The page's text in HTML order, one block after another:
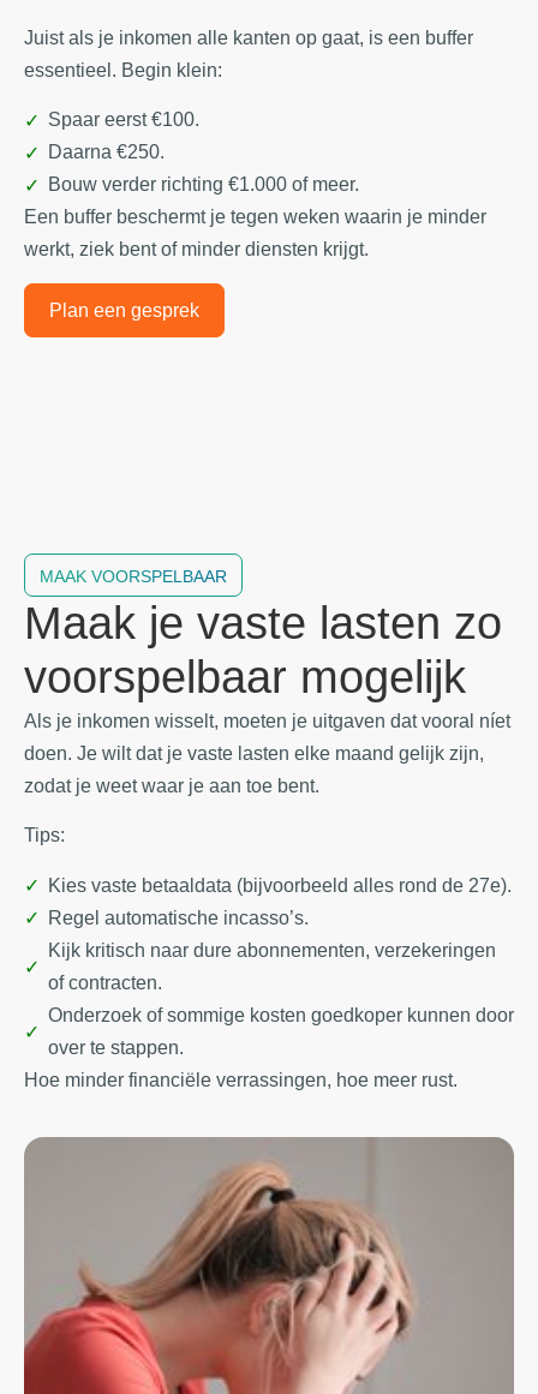
Juist als je inkomen alle kanten op gaat, is een buffer
essentieel. Begin klein:
Spaar eerst €100.
Daarna €250.
Bouw verder richting €1.000 of meer.
Een buffer beschermt je tegen weken waarin je minder
werkt, ziek bent of minder diensten krijgt.
Plan een gesprek
MAAK VOORSPELBAAR
Maak je vaste lasten zo
voorspelbaar mogelijk
Als je inkomen wisselt, moeten je uitgaven dat vooral níet
doen. Je wilt dat je vaste lasten elke maand gelijk zijn,
zodat je weet waar je aan toe bent.
Tips:
Kies vaste betaaldata (bijvoorbeeld alles rond de 27e).
Regel automatische incasso’s.
Kijk kritisch naar dure abonnementen, verzekeringen
of contracten.
Onderzoek of sommige kosten goedkoper kunnen door
over te stappen.
Hoe minder financiële verrassingen, hoe meer rust.